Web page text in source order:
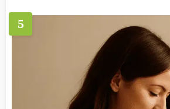
5